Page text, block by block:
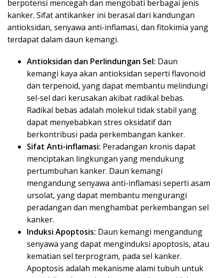
berpotensi mencegah dan mengobati berbagai jenis
kanker. Sifat antikanker ini berasal dari kandungan
antioksidan, senyawa anti-inflamasi, dan fitokimia yang
terdapat dalam daun kemangi.
Antioksidan dan Perlindungan Sel: Daun
kemangi kaya akan antioksidan seperti flavonoid
dan terpenoid, yang dapat membantu melindungi
sel-sel dari kerusakan akibat radikal bebas.
Radikal bebas adalah molekul tidak stabil yang
dapat menyebabkan stres oksidatif dan
berkontribusi pada perkembangan kanker.
Sifat Anti-inflamasi: Peradangan kronis dapat
menciptakan lingkungan yang mendukung
pertumbuhan kanker. Daun kemangi
mengandung senyawa anti-inflamasi seperti asam
ursolat, yang dapat membantu mengurangi
peradangan dan menghambat perkembangan sel
kanker.
Induksi Apoptosis: Daun kemangi mengandung
senyawa yang dapat menginduksi apoptosis, atau
kematian sel terprogram, pada sel kanker.
Apoptosis adalah mekanisme alami tubuh untuk